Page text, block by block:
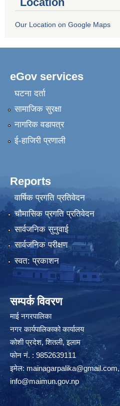
Our Location on Google Maps
eGov services
घटना दर्ता
सामाजिक सुरक्षा
नागरिक वडापत्र
ई-हाजिरी प्रणाली
Reports
वार्षिक प्रगति प्रतिवेदन
चौमासिक प्रगति प्रतिवेदन
सार्वजनिक सुनुवाई
सार्वजनिक परीक्षण
स्वत: प्रकाशन
सम्पर्क विवरण
माई नगरपालिका
नगर कार्यपालिकाको कार्यालय
कोशी प्रदेश, शितली, इलाम
फोन नं. : 9852639111
इमेल:mainagarpalika@gmail.com,
info@maimun.gov.np